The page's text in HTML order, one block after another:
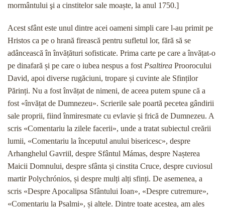
mormântului şi a cinstitelor sale moaște, la anul 1750.]
Acest sfânt este unul dintre acei oameni simpli care l-au primit pe
Hristos ca pe o hrană firească pentru sufletul lor, fără să se
adâncească în învățături sofisticate. Prima carte pe care a învățat-o
pe dinafară și pe care o iubea nespus a fost Psaltirea Proorocului
David, apoi diverse rugăciuni, tropare și cuvinte ale Sfinților
Părinți. Nu a fost învățat de nimeni, de aceea putem spune că a
fost «învățat de Dumnezeu». Scrierile sale poartă pecetea gândirii
sale proprii, fiind înmiresmate cu evlavie și frică de Dumnezeu. A
scris «Comentariu la zilele facerii», unde a tratat subiectul creării
lumii, «Comentariu la începutul anului bisericesc», despre
Arhanghelul Gavriil, despre Sfântul Mámas, despre Nașterea
Maicii Domnului, despre sfânta și cinstita Cruce, despre cuviosul
martir Polychrónios, și despre mulți alți sfinți. De asemenea, a
scris «Despre Apocalipsa Sfântului Ioan», «Despre cutremure»,
«Comentariu la Psalmi», și altele. Dintre toate acestea, am ales